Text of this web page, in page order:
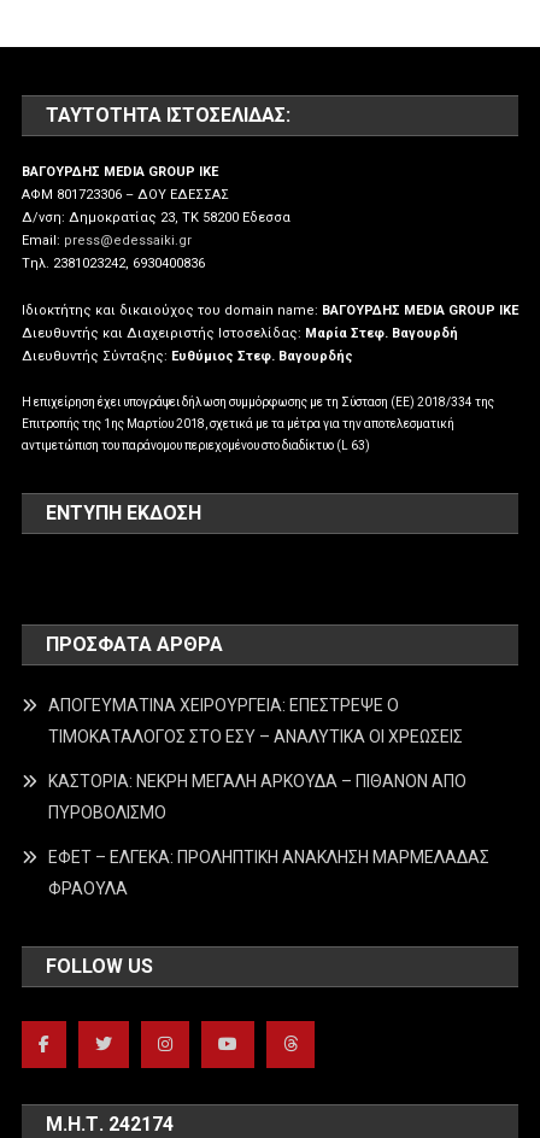
ΤΑΥΤΌΤΗΤΑ ΙΣΤΟΣΕΛΊΔΑΣ:
ΒΑΓΟΥΡΔΗΣ MEDIA GROUP IKE
ΑΦΜ 801723306 – ΔΟΥ ΕΔΕΣΣΑΣ
Δ/νση: Δημοκρατίας 23, ΤΚ 58200 Εδεσσα
Email: press@edessaiki.gr
Tηλ. 2381023242, 6930400836
Ιδιοκτήτης και δικαιούχος του domain name: ΒΑΓΟΥΡΔΗΣ MEDIA GROUP IKE
Διευθυντής και Διαχειριστής Ιστοσελίδας: Μαρία Στεφ. Βαγουρδή
Διευθυντής Σύνταξης: Ευθύμιος Στεφ. Βαγουρδής
Η επιχείρηση έχει υπογράψει δήλωση συμμόρφωσης με τη Σύσταση (ΕΕ) 2018/334 της
Επιτροπής της 1ης Μαρτίου 2018, σχετικά με τα μέτρα για την αποτελεσματική
αντιμετώπιση του παράνομου περιεχομένου στο διαδίκτυο (L 63)
ΕΝΤΥΠΗ ΕΚΔΟΣΗ
ΠΡΌΣΦΑΤΑ ΆΡΘΡΑ
ΑΠΟΓΕΥΜΑΤΙΝΑ ΧΕΙΡΟΥΡΓΕΙΑ: ΕΠΕΣΤΡΕΨΕ Ο
ΤΙΜΟΚΑΤΑΛΟΓΟΣ ΣΤΟ ΕΣΥ – ΑΝΑΛΥΤΙΚΑ ΟΙ ΧΡΕΩΣΕΙΣ
ΚΑΣΤΟΡΙΑ: ΝΕΚΡΗ ΜΕΓΑΛΗ ΑΡΚΟΥΔΑ – ΠΙΘΑΝΟΝ ΑΠΟ
ΠΥΡΟΒΟΛΙΣΜΟ
ΕΦΕΤ – ΕΛΓΕΚΑ: ΠΡΟΛΗΠΤΙΚΗ ΑΝΑΚΛΗΣΗ ΜΑΡΜΕΛΑΔΑΣ
ΦΡΑΟΥΛΑ
FOLLOW US
Μ.Η.Τ. 242174